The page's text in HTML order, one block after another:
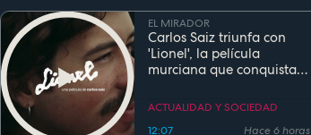
EL MIRADOR
Carlos Saiz triunfa con
'Lionel', la película
murciana que conquista
estreno
ACTUALIDAD Y SOCIEDAD
12:07
Hace 6 horas